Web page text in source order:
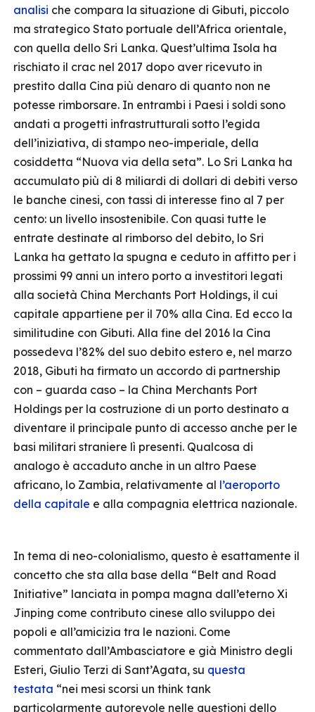
analisi che compara la situazione di Gibuti, piccolo
ma strategico Stato portuale dell’Africa orientale,
con quella dello Sri Lanka. Quest’ultima Isola ha
rischiato il crac nel 2017 dopo aver ricevuto in
prestito dalla Cina più denaro di quanto non ne
potesse rimborsare. In entrambi i Paesi i soldi sono
andati a progetti infrastrutturali sotto l’egida
dell’iniziativa, di stampo neo-imperiale, della
cosiddetta “Nuova via della seta”. Lo Sri Lanka ha
accumulato più di 8 miliardi di dollari di debiti verso
le banche cinesi, con tassi di interesse fino al 7 per
cento: un livello insostenibile. Con quasi tutte le
entrate destinate al rimborso del debito, lo Sri
Lanka ha gettato la spugna e ceduto in affitto per i
prossimi 99 anni un intero porto a investitori legati
alla società China Merchants Port Holdings, il cui
capitale appartiene per il 70% alla Cina. Ed ecco la
similitudine con Gibuti. Alla fine del 2016 la Cina
possedeva l’82% del suo debito estero e, nel marzo
2018, Gibuti ha firmato un accordo di partnership
con – guarda caso – la China Merchants Port
Holdings per la costruzione di un porto destinato a
diventare il principale punto di accesso anche per le
basi militari straniere lì presenti. Qualcosa di
analogo è accaduto anche in un altro Paese
africano, lo Zambia, relativamente al l’aeroporto
della capitale e alla compagnia elettrica nazionale.
In tema di neo-colonialismo, questo è esattamente il
concetto che sta alla base della “Belt and Road
Initiative” lanciata in pompa magna dall’eterno Xi
Jinping come contributo cinese allo sviluppo dei
popoli e all’amicizia tra le nazioni. Come
commentato dall’Ambasciatore e già Ministro degli
Esteri, Giulio Terzi di Sant’Agata, su questa
testata “nei mesi scorsi un think tank
particolarmente autorevole nelle questioni dello